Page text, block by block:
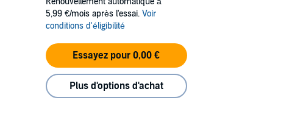
5,99 €/mois après l'essai. Voir
conditions d'éligibilité
Essayez pour 0,00 €
Plus d'options d'achat